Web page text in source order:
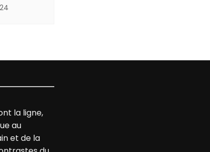
la ligne,
au
et de la